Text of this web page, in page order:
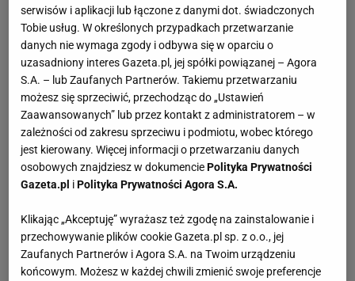
serwisów i aplikacji lub łączone z danymi dot. świadczonych
Tobie usług. W określonych przypadkach przetwarzanie
danych nie wymaga zgody i odbywa się w oparciu o
uzasadniony interes Gazeta.pl, jej spółki powiązanej – Agora
S.A. – lub Zaufanych Partnerów. Takiemu przetwarzaniu
możesz się sprzeciwić, przechodząc do „Ustawień
Zaawansowanych” lub przez kontakt z administratorem – w
zależności od zakresu sprzeciwu i podmiotu, wobec którego
jest kierowany. Więcej informacji o przetwarzaniu danych
osobowych znajdziesz w dokumenciePolityka Prywatności
Gazeta.pl iPolityka Prywatności Agora S.A.
Klikając „Akceptuję” wyrażasz też zgodę na zainstalowanie i
przechowywanie plików cookie Gazeta.pl sp. z o.o., jej
Zaufanych Partnerów i Agora S.A. na Twoim urządzeniu
końcowym. Możesz w każdej chwili zmienić swoje preferencje